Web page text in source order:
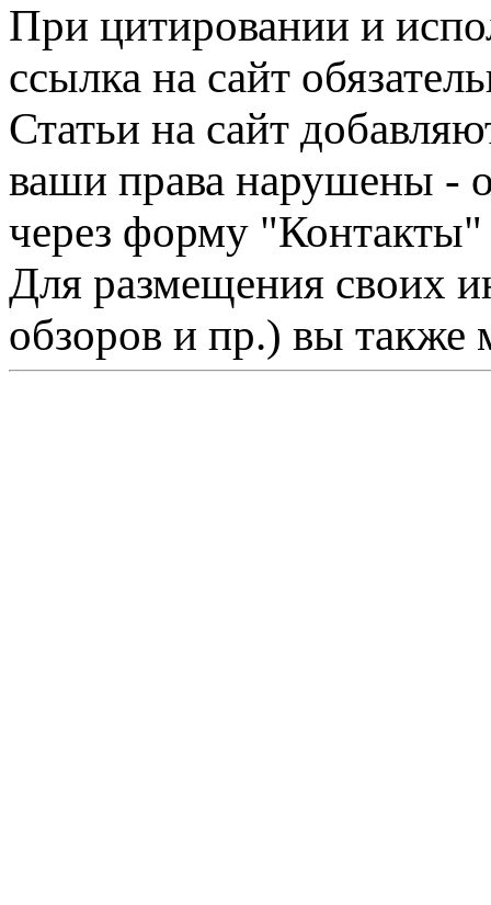
При цитировании и
ссылка на сайт
Статьи на сайт
ваши права нарушены -
через форму "Контакты"
Для размещения своих
обзоров и пр.) вы также